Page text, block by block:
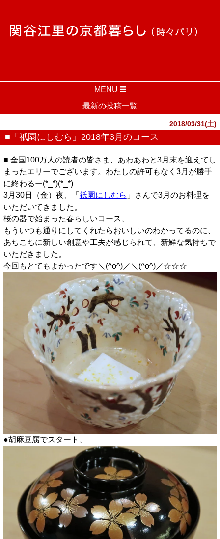
MENU
最新の投稿一覧
2018/03/31(土)
■「祇園にしむら」2018年3月のコース
■ 全国100万人の読者の皆さま、あわあわと3月末を迎えてし
まったエリーでございます。わたしの許可もなく3月が勝手
に終わるー(*_*)(*_*)
3月30日（金）夜、「 祇園にしむら 」さんで3月のお料理を
いただいてきました。
桜の器で始まった春らしいコース、
もういつも通りにしてくれたらおいしいのわかってるのに、
あちこちに新しい創意や工夫が感じられて、新鮮な気持ちで
いただきました。
今回もとてもよかったです＼(^o^)／＼(^o^)／☆☆☆
●胡麻豆腐でスタート、